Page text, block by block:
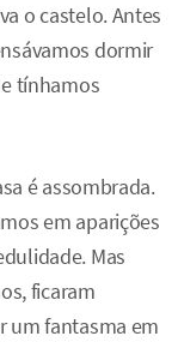
o castelo. Antes
dormir
tínhamos
é assombrada.
em aparições
Mas
ficaram
um fantasma em